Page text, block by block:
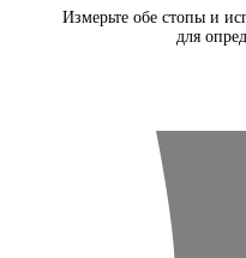
Измерьте обе стопы и
для